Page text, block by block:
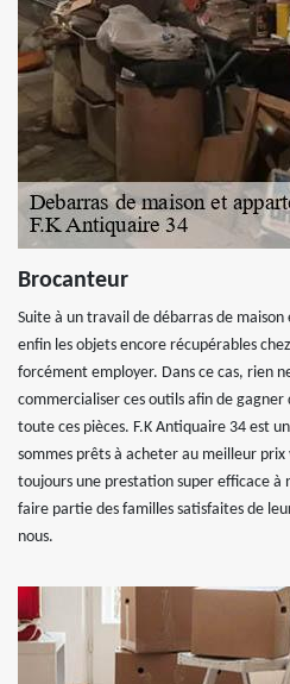
Brocanteur
Suite à un travail de débarras de
enfin les objets encore récupérables
forcément employer. Dans ce cas, rien
commercialiser ces outils afin de
toute ces pièces. F.K Antiquaire 34 est
sommes prêts à acheter au meilleur prix
toujours une prestation super efficace à
faire partie des familles satisfaites de
nous.